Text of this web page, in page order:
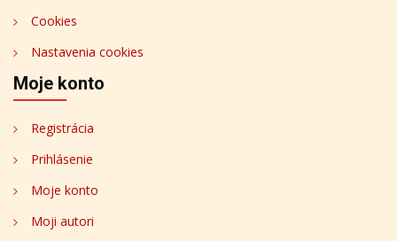
Cookies
Nastavenia cookies
Moje konto
Registrácia
Prihlásenie
Moje konto
Moji autori